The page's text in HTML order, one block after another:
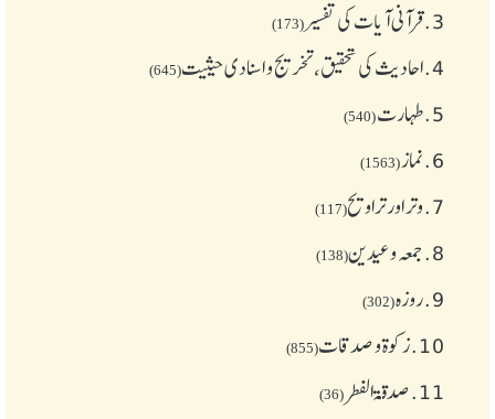
3. قرآنی آیات کی تفسیر(173)
4. احادیث کی تحقیق، تخریج و اسنادی حیثیت(645)
5. طهارت(540)
6. نماز(1563)
7. وتر اور تراویح(117)
8. جمعہ وعیدین(138)
9. روزہ(302)
10. زکوة و صدقات(855)
11. صدقۃ الفطر (36)